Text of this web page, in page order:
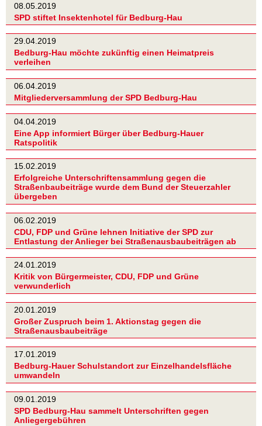
08.05.2019
SPD stiftet Insektenhotel für Bedburg-Hau
29.04.2019
Bedburg-Hau möchte zukünftig einen Heimatpreis
verleihen
06.04.2019
Mitgliederversammlung der SPD Bedburg-Hau
04.04.2019
Eine App informiert Bürger über Bedburg-Hauer
Ratspolitik
15.02.2019
Erfolgreiche Unterschriftensammlung gegen die
Straßenbaubeiträge wurde dem Bund der Steuerzahler
übergeben
06.02.2019
CDU, FDP und Grüne lehnen Initiative der SPD zur
Entlastung der Anlieger bei Straßenausbaubeiträgen ab
24.01.2019
Kritik von Bürgermeister, CDU, FDP und Grüne
verwunderlich
20.01.2019
Großer Zuspruch beim 1. Aktionstag gegen die
Straßenausbaubeiträge
17.01.2019
Bedburg-Hauer Schulstandort zur Einzelhandelsfläche
umwandeln
09.01.2019
SPD Bedburg-Hau sammelt Unterschriften gegen
Anliegergebühren